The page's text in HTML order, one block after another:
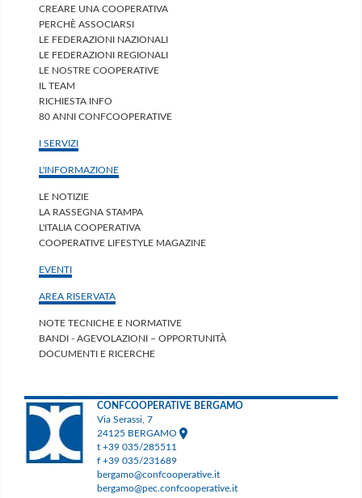
CREARE UNA COOPERATIVA
PERCHÈ ASSOCIARSI
LE FEDERAZIONI NAZIONALI
LE FEDERAZIONI REGIONALI
LE NOSTRE COOPERATIVE
IL TEAM
RICHIESTA INFO
80 ANNI CONFCOOPERATIVE
I SERVIZI
L'INFORMAZIONE
LE NOTIZIE
LA RASSEGNA STAMPA
L'ITALIA COOPERATIVA
COOPERATIVE LIFESTYLE MAGAZINE
EVENTI
AREA RISERVATA
NOTE TECNICHE E NORMATIVE
BANDI - AGEVOLAZIONI – OPPORTUNITÀ
DOCUMENTI E RICERCHE
CONFCOOPERATIVE BERGAMO
Via Serassi, 7
24125 BERGAMO
t +39 035/285511
f +39 035/231689
bergamo@confcooperative.it
bergamo@pec.confcooperative.it